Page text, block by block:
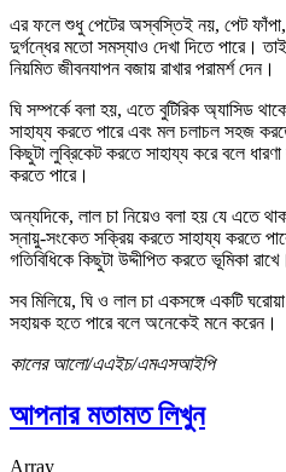
এর ফলে শুধু পেটের অস্বস্তিই নয়, পেট
দুর্গন্ধের মতো সমস্যাও দেখা দিতে পারে।
নিয়মিত জীবনযাপন বজায় রাখার পরামর্শ দেন।
ঘি সম্পর্কে বলা হয়, এতে বুটিরিক অ্যাসিড
সাহায্য করতে পারে এবং মল চলাচল সহজ
কিছুটা লুব্রিকেট করতে সাহায্য করে বলে
করতে পারে।
অন্যদিকে, লাল চা নিয়েও বলা হয় যে এতে
স্নায়ু-সংকেত সক্রিয় করতে সাহায্য করতে
গতিবিধিকে কিছুটা উদ্দীপিত করতে ভূমিকা রাখে।
সব মিলিয়ে, ঘি ও লাল চা একসঙ্গে একটি
সহায়ক হতে পারে বলে অনেকেই মনে করেন।
কালের আলো/এএইচ/এমএসআইপি
আপনার মতামত লিখুন
Array